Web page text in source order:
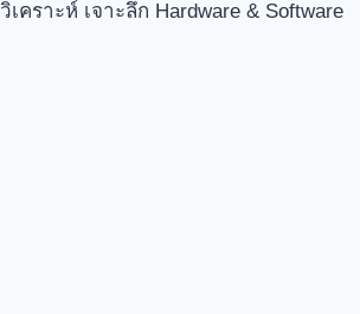
คราะห์ เจาะลึก Hardware & Software